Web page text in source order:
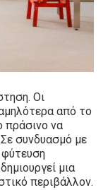
Οι
από το
πράσινο να
συνδυασμό με
φύτευση
μια
περιβάλλον.